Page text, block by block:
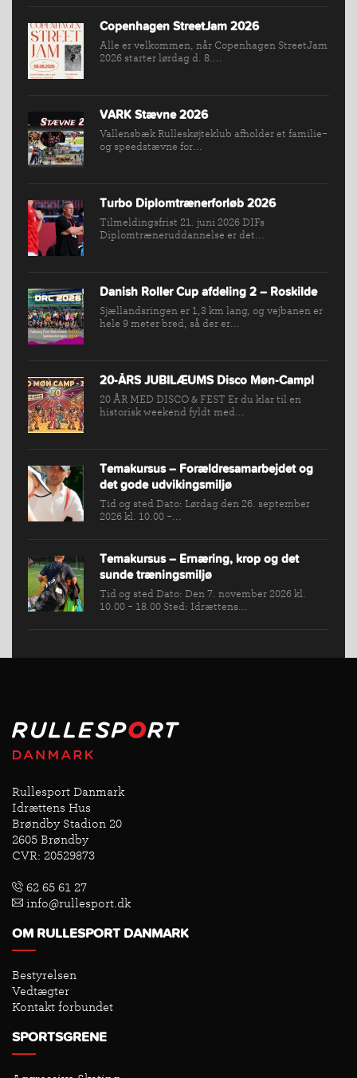
INDMELDELSE
BREDDEPULJE
NYHEDER
KLUB
SPORTSGRENE
FORBUNDET
KONKURRENCER
Copenhagen StreetJam 2026
Alle er velkommen, når Copenhagen StreetJam
2026 starter lørdag d. 8....
VARK Stævne 2026
Vallensbæk Rulleskøjteklub afholder et familie-
og speedstævne for...
Turbo Diplomtrænerforløb 2026
Tilmeldingsfrist 21. juni 2026 DIFs
Diplomtræneruddannelse er det...
Danish Roller Cup afdeling 2 – Roskilde
Sjællandsringen er 1,3 km lang, og vejbanen er
hele 9 meter bred, så der er...
20-ÅRS JUBILÆUMS Disco Møn-Camp!
20 ÅR MED DISCO & FEST Er du klar til en
historisk weekend fyldt med...
Temakursus – Forældresamarbejdet og
det gode udvikingsmiljø
Tid og sted Dato: Lørdag den 26. september
2026 kl. 10.00 -...
Temakursus – Ernæring, krop og det
sunde træningsmiljø
Tid og sted Dato: Den 7. november 2026 kl.
10.00 - 18.00 Sted: Idrættens...
Rullesport Danmark
Idrættens Hus
Brøndby Stadion 20
2605 Brøndby
CVR: 20529873
62 65 61 27
info@rullesport.dk
OM RULLESPORT DANMARK
Bestyrelsen
Vedtægter
Kontakt forbundet
SPORTSGRENE